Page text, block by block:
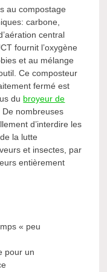
au compostage
carbone,
central
fournit l’oxygène
et au mélange
Ce composteur
fermé est
du broyeur de
nombreuses
d’interdire les
la lutte
et insectes, par
entièrement
« peu
pour un